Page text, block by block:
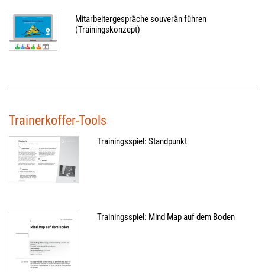
Mitarbeitergespräche souverän führen
(Trainingskonzept)
Trainerkoffer-Tools
Trainingsspiel: Standpunkt
Trainingsspiel: Mind Map auf dem Boden